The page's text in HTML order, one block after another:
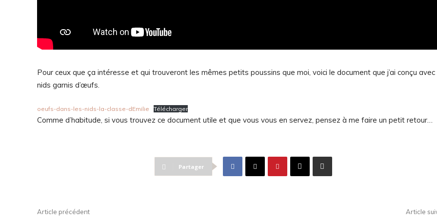
Pour ceux que ça intéresse et qui trouveront les mêmes petits poussins que moi, voici le document que j’ai conçu avec
nids garnis d’œufs.
oeufs-dans-les-nids-la-classe-dEmilie Télécharger
Comme d’habitude, si vous trouvez ce document utile et que vous vous en servez, pensez à me faire un petit retour…
Partager
Article précédent Article